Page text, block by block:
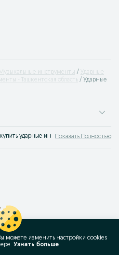
Музыкальные инструменты
Ударные
- Ташкентская область
Ударные
ударные инструменты выгоднее
Показать Полностью
можете изменить настройки cookies
Узнать больше